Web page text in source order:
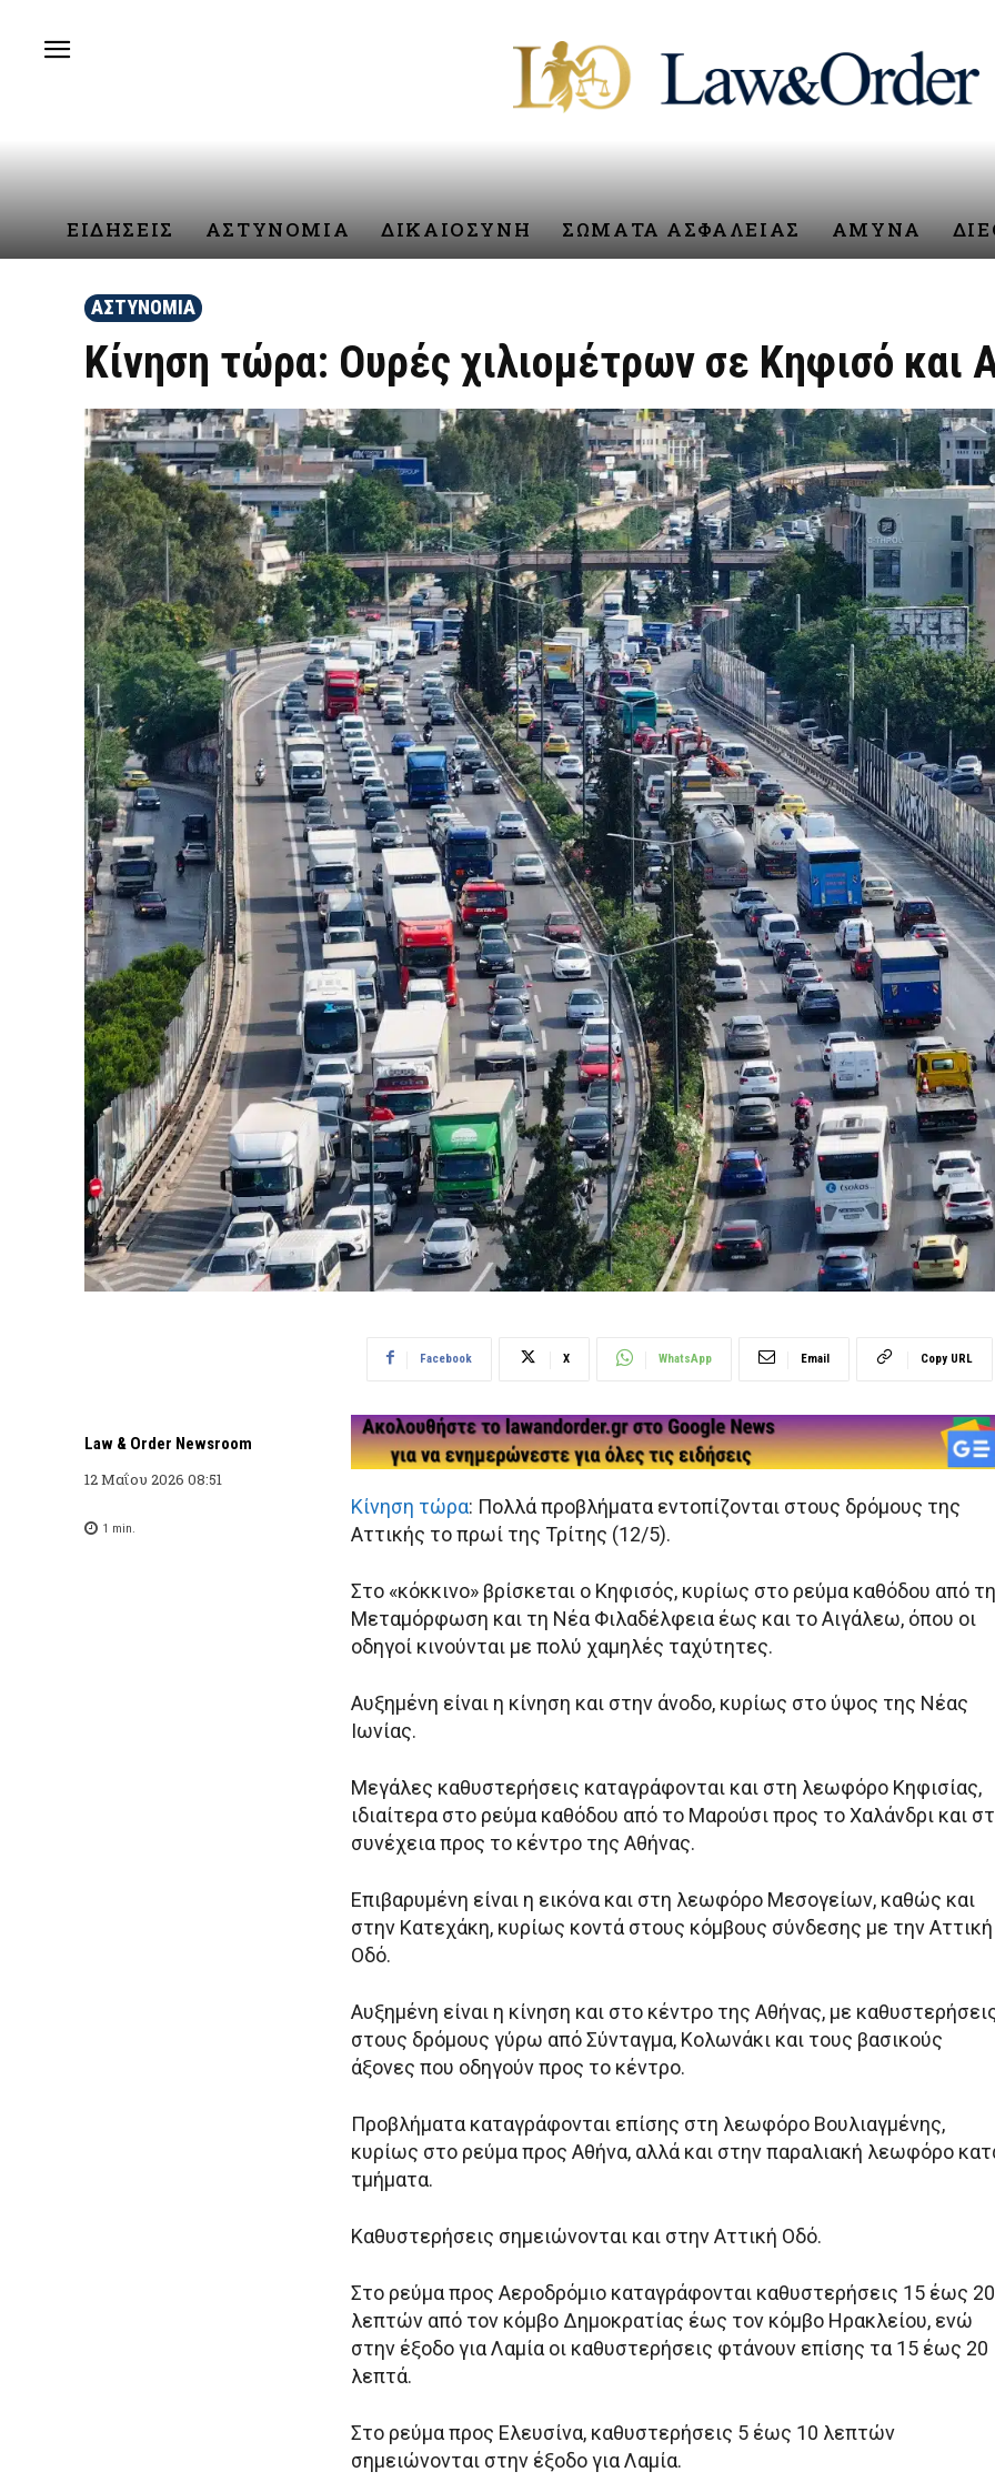
ΕΙΔΗΣΕΙΣ ΑΣΤΥΝΟΜΙΑ ΔΙΚΑΙΟΣΥΝΗ ΣΩΜΑΤΑ ΑΣΦΑΛΕΙΑΣ ΑΜΥΝΑ
ΑΣΤΥΝΟΜΙΑ
Κίνηση τώρα: Ουρές χιλιομέτρων σε Κηφισό και
Law & Order Newsroom
12 Μαΐου 2026 08:51
1 min.
Facebook X WhatsApp Email Copy URL
Κίνηση τώρα: Πολλά προβλήματα εντοπίζονται στους δρόμους της
Αττικής το πρωί της Τρίτης (12/5).
Στο «κόκκινο» βρίσκεται ο Κηφισός, κυρίως στο ρεύμα καθόδου από τη
Μεταμόρφωση και τη Νέα Φιλαδέλφεια έως και το Αιγάλεω, όπου οι
οδηγοί κινούνται με πολύ χαμηλές ταχύτητες.
Αυξημένη είναι η κίνηση και στην άνοδο, κυρίως στο ύψος της Νέας
Ιωνίας.
Μεγάλες καθυστερήσεις καταγράφονται και στη λεωφόρο Κηφισίας,
ιδιαίτερα στο ρεύμα καθόδου από το Μαρούσι προς το Χαλάνδρι και
συνέχεια προς το κέντρο της Αθήνας.
Επιβαρυμένη είναι η εικόνα και στη λεωφόρο Μεσογείων, καθώς και
στην Κατεχάκη, κυρίως κοντά στους κόμβους σύνδεσης με την Αττική
Οδό.
Αυξημένη είναι η κίνηση και στο κέντρο της Αθήνας, με
στους δρόμους γύρω από Σύνταγμα, Κολωνάκι και τους βασικούς
άξονες που οδηγούν προς το κέντρο.
Προβλήματα καταγράφονται επίσης στη λεωφόρο Βουλιαγμένης,
κυρίως στο ρεύμα προς Αθήνα, αλλά και στην παραλιακή λεωφόρο
τμήματα.
Καθυστερήσεις σημειώνονται και στην Αττική Οδό.
Στο ρεύμα προς Αεροδρόμιο καταγράφονται καθυστερήσεις 15 έως 20
λεπτών από τον κόμβο Δημοκρατίας έως τον κόμβο Ηρακλείου, ενώ
στην έξοδο για Λαμία οι καθυστερήσεις φτάνουν επίσης τα 15 έως 20
λεπτά.
Στο ρεύμα προς Ελευσίνα, καθυστερήσεις 5 έως 10 λεπτών
σημειώνονται στην έξοδο για Λαμία.